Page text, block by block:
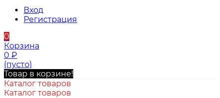
Вход
Регистрация
0
Корзина
0 ₽
(пусто)
Товар в корзине!
Каталог товаров
Каталог товаров